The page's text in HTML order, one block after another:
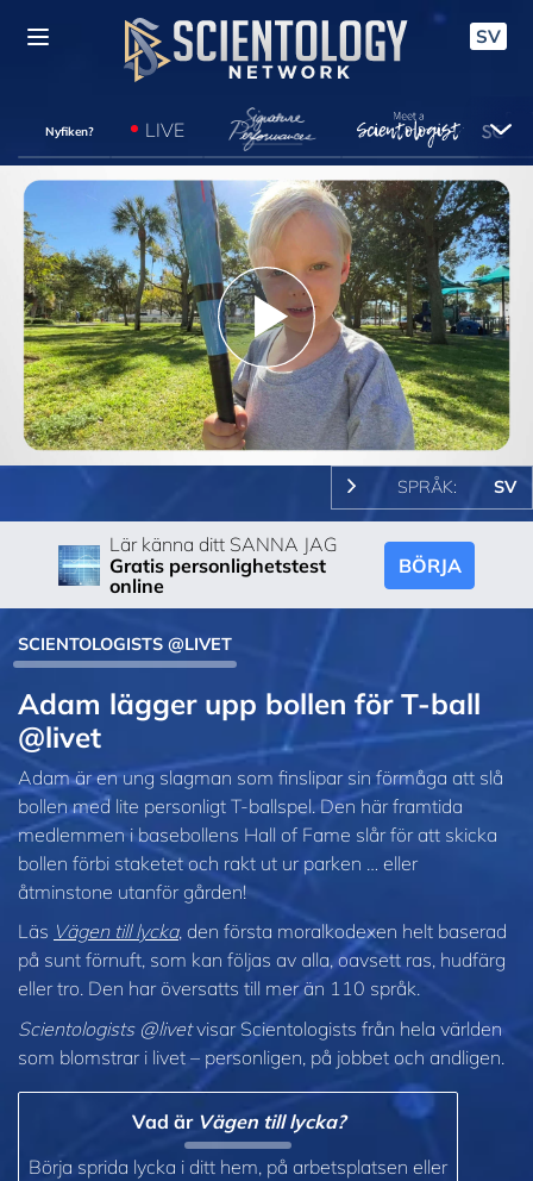
SV
Nyfiken? LIVE
Play
Video
SPRÅK: SV
Lär känna ditt SANNA JAG
Gratis personlighetstest
online
BÖRJA
SCIENTOLOGISTS @LIVET
Adam lägger upp bollen för T‑ball
@livet
Adam är en ung slagman som finslipar sin förmåga att slå
bollen med lite personligt T‑ballspel. Den här framtida
medlemmen i basebollens Hall of Fame slår för att skicka
bollen förbi staketet och rakt ut ur parken … eller
åtminstone utanför gården!
Läs Vägen till lycka, den första moralkodexen helt baserad
på sunt förnuft, som kan följas av alla, oavsett ras, hudfärg
eller tro. Den har översatts till mer än 110 språk.
Scientologists @livetvisar Scientologists från hela världen
som blomstrar i livet – personligen, på jobbet och andligen.
Vad är Vägen till lycka?
Börja sprida lycka i ditt hem, på arbetsplatsen eller